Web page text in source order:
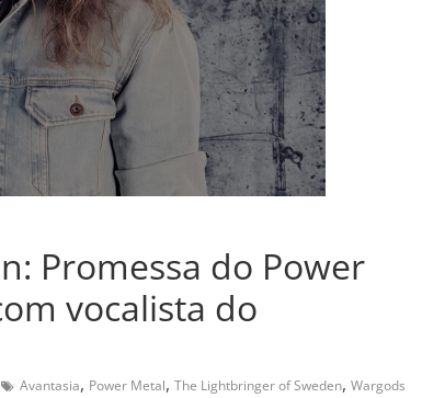
Promessa do Power
vocalista do
Avantasia, Power Metal, The Lightbringer of Sweden, Wargods